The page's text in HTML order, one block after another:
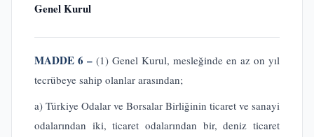
Genel Kurul
MADDE 6 – (1) Genel Kurul, mesleğinde en az on yıl
tecrübeye sahip olanlar arasından;
a) Türkiye Odalar ve Borsalar Birliğinin ticaret ve sanayi
odalarından iki, ticaret odalarından bir, deniz ticaret